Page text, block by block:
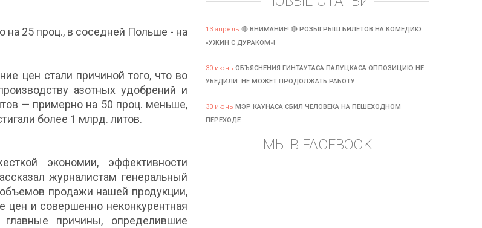
на 25 проц., в соседней Польше - на
цен стали причиной того, что во
азотных удобрений и
— примерно на 50 проц. меньше,
более 1 млрд. литов.
экономии, эффективности
журналистам генеральный
продажи нашей продукции,
цен и совершенно неконкурентная
причины, определившие
13 апрель 🔴 ВНИМАНИЕ! 🔴 РОЗЫГРЫШ БИЛЕТОВ НА КОМЕДИЮ
«УЖИН С ДУРАКОМ»!
30 июнь ОБЪЯСНЕНИЯ ГИНТАУТАСА ПАЛУЦКАСА ОППОЗИЦИЮ НЕ
УБЕДИЛИ: НЕ МОЖЕТ ПРОДОЛЖАТЬ РАБОТУ
30 июнь МЭР КАУНАСА СБИЛ ЧЕЛОВЕКА НА ПЕШЕХОДНОМ
ПЕРЕХОДЕ
МЫ В FACEBOOK